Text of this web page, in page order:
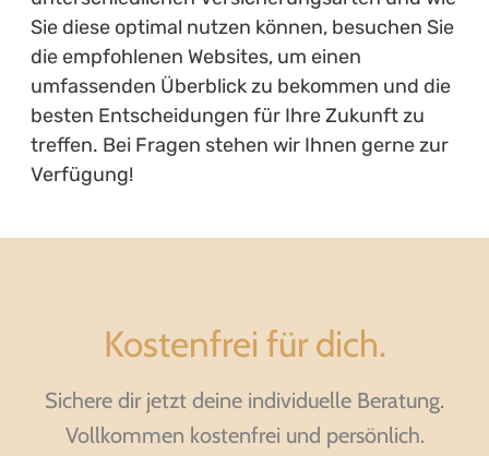
Sie diese optimal nutzen können, besuchen Sie
die empfohlenen Websites, um einen
umfassenden Überblick zu bekommen und die
besten Entscheidungen für Ihre Zukunft zu
treffen. Bei Fragen stehen wir Ihnen gerne zur
Verfügung!
Kostenfrei für dich.
Sichere dir jetzt deine individuelle Beratung.
Vollkommen kostenfrei und persönlich.